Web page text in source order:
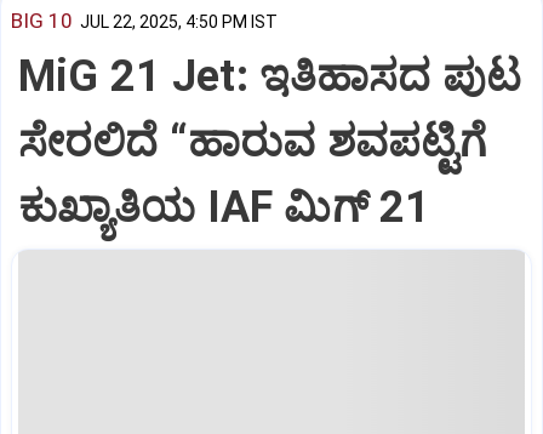
BIG 10 JUL 22, 2025, 4:50 PM IST
MiG 21 Jet: ಇತಿಹಾಸದ ಪುಟ
ಸೇರಲಿದೆ “ಹಾರುವ ಶವಪಟ್ಟಿಗೆ
ಕುಖ್ಯಾತಿಯ IAF ಮಿಗ್‌ 21